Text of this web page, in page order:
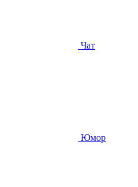
Чат
Юмор